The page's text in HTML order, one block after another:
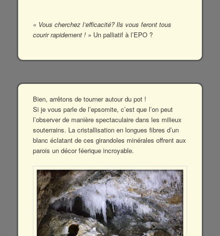
« Vous cherchez l’efficacité? Ils vous feront tous
courir rapidement ! » Un palliatif à l’EPO ?
Bien, arrêtons de tourner autour du pot !
Si je vous parle de l’epsomite, c’est que l’on peut
l’observer de manière spectaculaire dans les milieux
souterrains. La cristallisation en longues fibres d’un
blanc éclatant de ces girandoles minérales offrent aux
parois un décor féerique incroyable.